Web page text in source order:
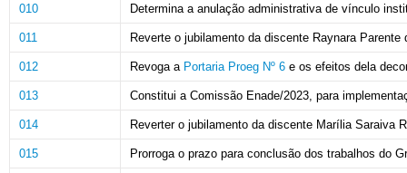
010 Determina a anulação administrativa de vínculo
011 Reverte o jubilamento da discente Raynara
012 Revoga a Portaria Proeg Nº 6 e os efeitos dela
013 Constitui a Comissão Enade/2023, para
014 Reverter o jubilamento da discente Marília Saraiva
015 Prorroga o prazo para conclusão dos trabalhos do